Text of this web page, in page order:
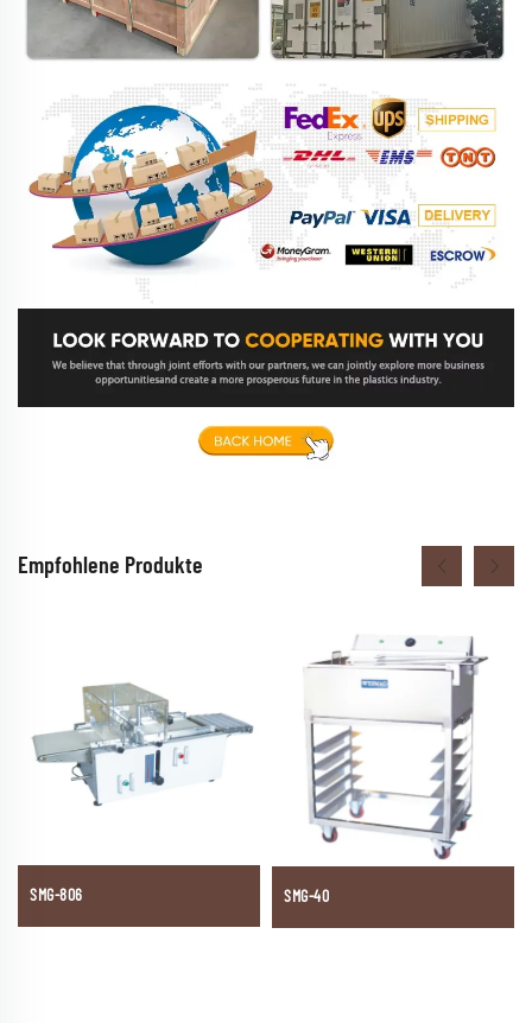
Empfohlene Produkte
SMG-806 SMG-40